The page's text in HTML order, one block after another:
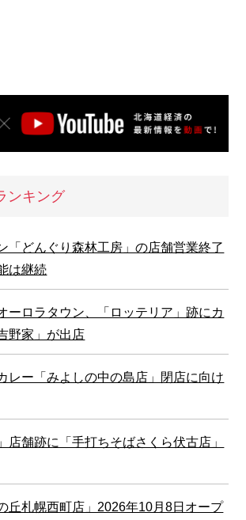
ンキング
「どんぐり森林工房」の店舗営業終了
は継続
ーロラタウン、「ロッテリア」跡にカ
野家」が出店
レー「みよしの中の島店」閉店に向け
店舗跡に「手打ちそばさくら伏古店」
丘札幌西町店」2026年10月8日オープ